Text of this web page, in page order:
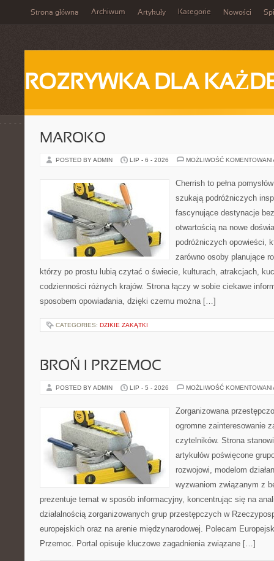
Strona główna Archiwum Artykuły Kategorie Nowości
ROZRYWKA DLA
MAROKO
POSTED BY ADMIN LIP - 6 - 2026 MOŻLIWOŚĆ
Cherrish to pełna
szukają podróżniczych
fascynujące destynacje
otwartością na nowe
podróżniczych opowieści,
zarówno osoby planujące
którzy po prostu lubią czytać o świecie, kulturach, atrakcjach,
codzienności różnych krajów. Strona łączy w sobie ciekawe
sposobem opowiadania, dzięki czemu można […]
CATEGORIES: DZIKIE ZAKĄTKI
BROŃ I PRZEMOC
POSTED BY ADMIN LIP - 5 - 2026 MOŻLIWOŚĆ
Zorganizowana
ogromne zainteresowanie
czytelników. Strona
artykułów poświęcone
rozwojowi, modelom
wyzwaniom związanym z
prezentuje temat w sposób informacyjny, koncentrując się na
działalnością zorganizowanych grup przestępczych w
europejskich oraz na arenie międzynarodowej. Polecam
Przemoc. Portal opisuje kluczowe zagadnienia związane […]